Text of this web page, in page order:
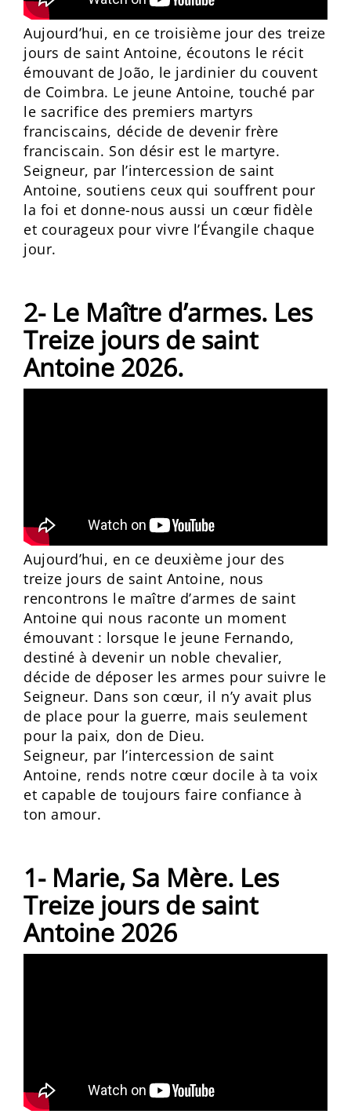
Aujourd’hui, en ce troisième jour des treize
jours de saint Antoine, écoutons le récit
émouvant de João, le jardinier du couvent
de Coimbra. Le jeune Antoine, touché par
le sacrifice des premiers martyrs
franciscains, décide de devenir frère
franciscain. Son désir est le martyre.
Seigneur, par l’intercession de saint
Antoine, soutiens ceux qui souffrent pour
la foi et donne-nous aussi un cœur fidèle
et courageux pour vivre l’Évangile chaque
jour.
2- Le Maître d’armes. Les
Treize jours de saint
Antoine 2026.
Aujourd’hui, en ce deuxième jour des
treize jours de saint Antoine, nous
rencontrons le maître d’armes de saint
Antoine qui nous raconte un moment
émouvant : lorsque le jeune Fernando,
destiné à devenir un noble chevalier,
décide de déposer les armes pour suivre le
Seigneur. Dans son cœur, il n’y avait plus
de place pour la guerre, mais seulement
pour la paix, don de Dieu.
Seigneur, par l’intercession de saint
Antoine, rends notre cœur docile à ta voix
et capable de toujours faire confiance à
ton amour.
1- Marie, Sa Mère. Les
Treize jours de saint
Antoine 2026